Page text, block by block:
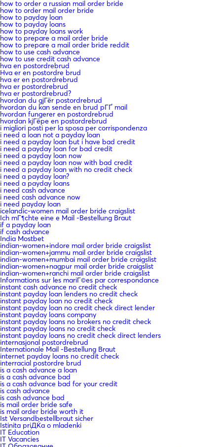
how to order a russian mail order bride
how to order mail order bride
how to payday loan
how to payday loans
how to payday loans work
how to prepare a mail order bride
how to prepare a mail order bride reddit
how to use cash advance
how to use credit cash advance
hva en postordrebrud
Hva er en postordre brud
hva er en postordrebrud
hva er postordrebrud
hva er postordrebrud?
hvordan du gjГёr postordrebrud
hvordan du kan sende en brud pГҐ mail
hvordan fungerer en postordrebrud
hvordan kjГёpe en postordrebrud
i migliori posti per la sposa per corrispondenza
i need a loan not a payday loan
i need a payday loan but i have bad credit
i need a payday loan for bad credit
i need a payday loan now
i need a payday loan now with bad credit
i need a payday loan with no credit check
i need a payday loan?
i need a payday loans
i need cash advance
i need cash advance now
i need payday loan
icelandic-women mail order bride craigslist
Ich mГ¶chte eine e Mail -Bestellung Braut
if a payday loan
if cash advance
India Mostbet
indian-women+indore mail order bride craigslist
indian-women+jammu mail order bride craigslist
indian-women+mumbai mail order bride craigslist
indian-women+nagpur mail order bride craigslist
indian-women+ranchi mail order bride craigslist
Informations sur les mariГ©es par correspondance
instant cash advance no credit check
instant payday loan lenders no credit check
instant payday loan no credit check
instant payday loan no credit check direct lender
instant payday loans company
instant payday loans no brokers no credit check
instant payday loans no credit check
instant payday loans no credit check direct lenders
internasjonal postordrebrud
Internationale Mail -Bestellung Braut
internet payday loans no credit check
interracial postordre brud
is a cash advance a loan
is a cash advance bad
is a cash advance bad for your credit
is cash advance
is cash advance bad
is mail order bride safe
is mail order bride worth it
Ist Versandbestellbraut sicher
Istinita priДЌa o mladenki
IT Education
IT Vacancies